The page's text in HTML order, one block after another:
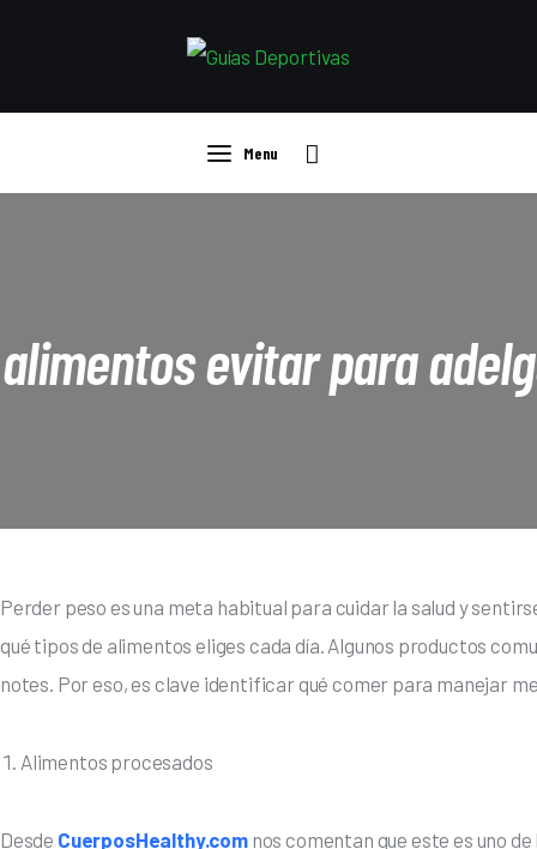
Menu
Tecnología
evitar para
Perder peso es una meta habitual para cuidar la salud y
qué tipos de alimentos eliges cada día. Algunos productos
notes. Por eso, es clave identificar qué comer para manejar
Alimentos procesados
Desde CuerposHealthy.com nos comentan que este es uno